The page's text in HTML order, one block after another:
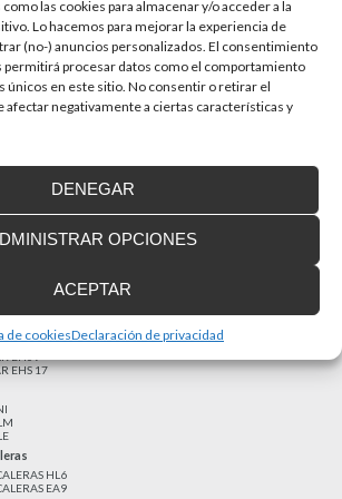
las cookies para almacenar y/o acceder a la
Lo hacemos para mejorar la experiencia de
(no-) anuncios personalizados. El consentimiento
permitirá procesar datos como el comportamiento
únicos en este sitio. No consentir o retirar el
negativamente a ciertas características y
ACEPTAR
DENEGAR
OPCIONES
de cookiesDeclaración de privacidad
la última década la accesibilidad universal se ha
en una prioridad para...
el Fondo Europeo de Desarrollo Regional
EHP 05
EHS 17
HL6
EA9